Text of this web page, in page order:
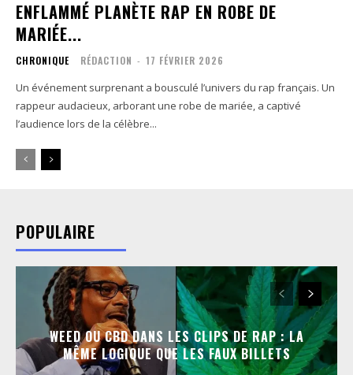
ENFLAMMÉ PLANÈTE RAP EN ROBE DE
MARIÉE...
CHRONIQUE RÉDACTION - 17 FÉVRIER 2026
Un événement surprenant a bousculé l’univers du rap français. Un
rappeur audacieux, arborant une robe de mariée, a captivé
l’audience lors de la célèbre...
POPULAIRE
WEED OU CBD DANS LES CLIPS DE RAP : LA
MÊME LOGIQUE QUE LES FAUX BILLETS